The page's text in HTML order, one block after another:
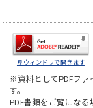
別ウィンドウで開きます
※資料としてPDFファ
す。
PDF書類をご覧になる